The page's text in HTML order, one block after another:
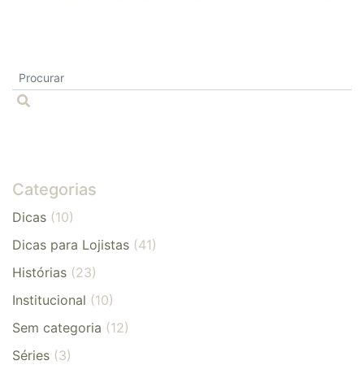
Categorias
Dicas (10)
Dicas para Lojistas (41)
Histórias (23)
Institucional (10)
Sem categoria (12)
Séries (3)